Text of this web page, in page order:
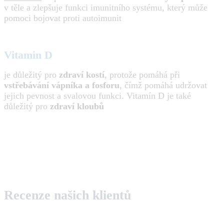
v těle a zlepšuje funkci imunitního systému, který může
pomoci bojovat proti autoimunit
Vitamin D
je důležitý pro zdraví kostí, protože pomáhá při
vstřebávání vápníka a fosforu, čímž pomáhá udržovat
jejich pevnost a svalovou funkci. Vitamín D je také
důležitý pro zdraví kloubů
Recenze našich klientů